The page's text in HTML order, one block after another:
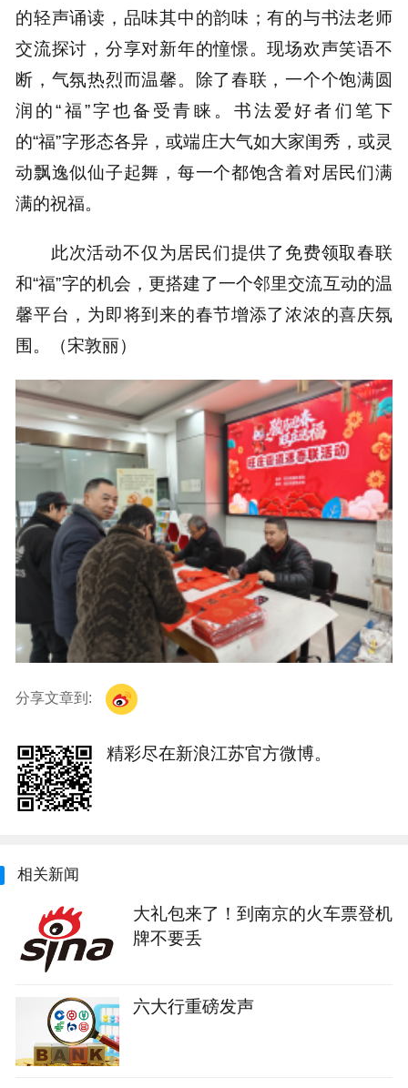
的轻声诵读，品味其中的韵味；有的与书法老师
交流探讨，分享对新年的憧憬。现场欢声笑语不
断，气氛热烈而温馨。除了春联，一个个饱满圆
润的“福”字也备受青睐。书法爱好者们笔下
的“福”字形态各异，或端庄大气如大家闺秀，或灵
动飘逸似仙子起舞，每一个都饱含着对居民们满
满的祝福。
此次活动不仅为居民们提供了免费领取春联
和“福”字的机会，更搭建了一个邻里交流互动的温
馨平台，为即将到来的春节增添了浓浓的喜庆氛
围。（宋敦丽）
分享文章到:
精彩尽在新浪江苏官方微博。
相关新闻
大礼包来了！到南京的火车票登机
牌不要丢
六大行重磅发声